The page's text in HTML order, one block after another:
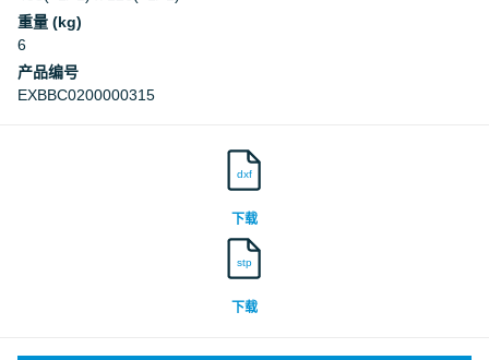
重量 (kg)
6
产品编号
EXBBC0200000315
dxf
下载
stp
下载